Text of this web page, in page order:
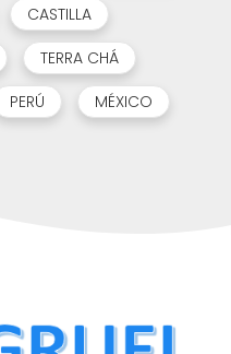
CASTILLA
TERRA CHÁ
PERÚ MÉXICO